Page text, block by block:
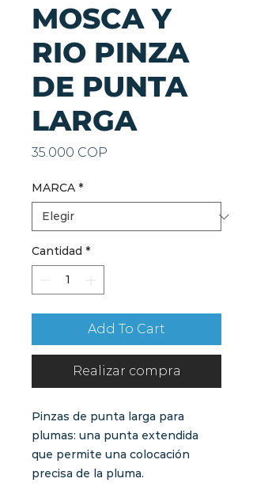
MOSCA Y
RIO PINZA
DE PUNTA
LARGA
35.000 COP
MARCA *
Cantidad *
Add To Cart
Realizar compra
Pinzas de punta larga para
plumas: una punta extendida
que permite una colocación
precisa de la pluma.